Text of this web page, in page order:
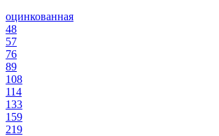
оцинкованная
48
57
76
89
108
114
133
159
219